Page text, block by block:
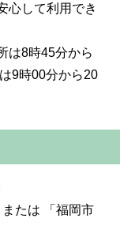
心して利用でき
は8時45分から
9時00分から20
または 「福岡市